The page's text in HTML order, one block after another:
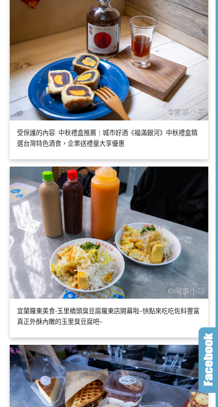
受保護的內容: 中秋禮盒推薦｜城市好酒《福滿銀河》中秋禮盒精
選台灣特色酒食，企業送禮量大享優惠
宜蘭羅東美食-玉里橋頭臭豆腐羅東店開幕啦~快點來吃吃佐料豐富
真正外酥內嫩的玉里臭豆腐吧~